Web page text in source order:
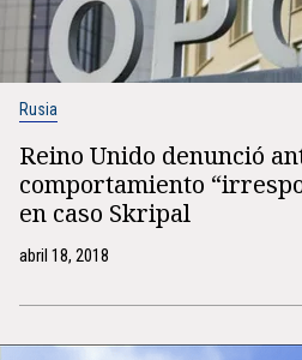
Rusia
Reino Unido denunció
comportamiento
en caso Skripal
abril 18, 2018